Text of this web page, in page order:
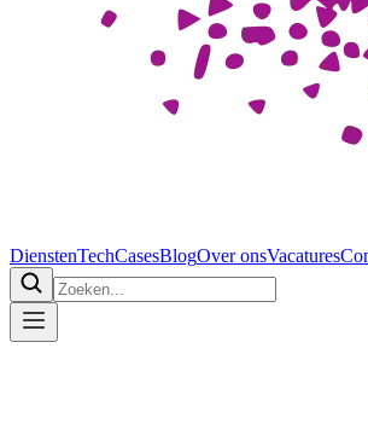
DienstenTechCasesBlogOver onsVacatures